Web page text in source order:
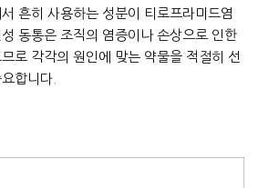
흔히 사용하는 성분이 티로프라미드염
동통은 조직의 염증이나 손상으로 인한
로 각각의 원인에 맞는 약물을 적절히 선
합니다.